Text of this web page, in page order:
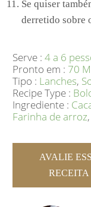
Se quiser
derretido sobre
Serve :4 a 6
Pronto em : 70
Tipo : Lanches,
Recipe Type :
Ingrediente :
Farinha de arroz,
AVALIE
RECEITA